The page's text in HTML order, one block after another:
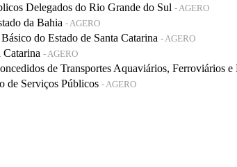
Delegados do Rio Grande do Sul - AGERO
da Bahia - AGERO
do Estado de Santa Catarina - AGERO
- AGERO
de Transportes Aquaviários, Ferroviários
de Serviços Públicos - AGERO